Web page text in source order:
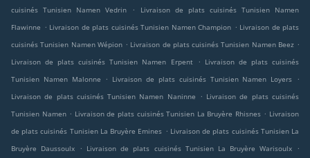
cuisinés Tunisien Namen Vedrin
.
Livraison de plats cuisinés Tunisien Namen
Flawinne . Livraison de plats cuisinés Tunisien Namen Champion . Livraison de plats
cuisinés Tunisien Namen Wépion . Livraison de plats cuisinés Tunisien Namen Beez .
Livraison de plats cuisinés Tunisien Namen Erpent
. Livraison de plats cuisinés
Tunisien Namen Malonne
. Livraison de plats cuisinés Tunisien Namen Loyers
.
Livraison de plats cuisinés Tunisien Namen Naninne
. Livraison de plats cuisinés
Tunisien Namen . Livraison de plats cuisinés Tunisien La Bruyère Rhisnes . Livraison
de plats cuisinés Tunisien La Bruyère Emines . Livraison de plats cuisinés Tunisien La
Bruyère Daussoulx
. Livraison de plats cuisinés Tunisien La Bruyère Warisoulx
.